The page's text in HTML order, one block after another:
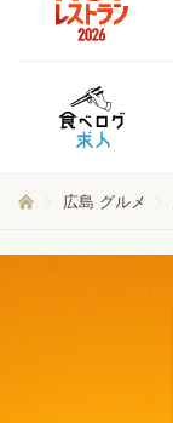
広島 グルメ